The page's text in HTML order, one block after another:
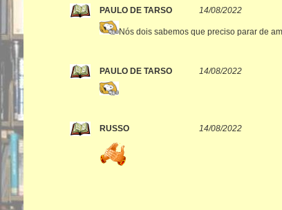
PAULO DE TARSO 14/08/2022
Nós dois sabemos que preciso parar de
PAULO DE TARSO 14/08/2022
RUSSO 14/08/2022